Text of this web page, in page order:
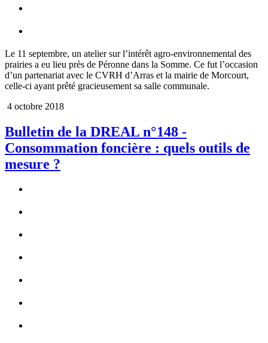
Le 11 septembre, un atelier sur l’intérêt agro-environnemental des
prairies a eu lieu près de Péronne dans la Somme. Ce fut l’occasion
d’un partenariat avec le CVRH d’Arras et la mairie de Morcourt,
celle-ci ayant prêté gracieusement sa salle communale.
4 octobre 2018
Bulletin de la DREAL n°148 -
Consommation foncière : quels outils de
mesure ?